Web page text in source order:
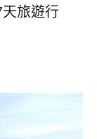
天旅遊行